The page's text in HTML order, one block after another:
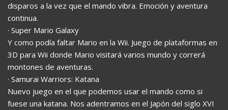
disparos a la vez que el mando vibra. Emoción y aventura
continua.
· Super Mario Galaxy
Y como podía faltar Mario en la Wii. Juego de plataformas en
3D para Wii donde Mario visitará varios mundo y correrá
montones de aventuras.
· Samurai Warriors: Katana
Nuevo juego en el que podemos usar el mando como si
fuese una katana. Nos adentramos en el Japón del siglo XVI